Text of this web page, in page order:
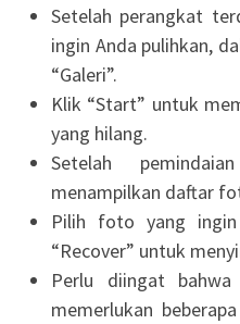
Setelah perangkat
ingin Anda pulihkan,
“Galeri”.
Klik “Start” untuk
yang hilang.
Setelah
menampilkan daftar
Pilih foto yang
“Recover” untuk
Perlu diingat
memerlukan